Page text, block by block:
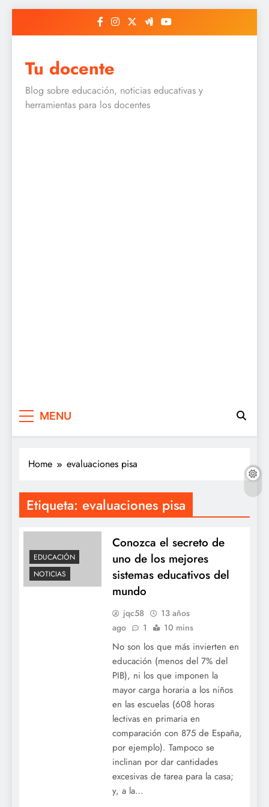
Tu docente
Blog sobre educación, noticias educativas y
herramientas para los docentes
MENU
Home evaluaciones pisa
Etiqueta: evaluaciones pisa
EDUCACIÓN
NOTICIAS
Conozca el secreto de
uno de los mejores
sistemas educativos del
mundo
jqc58
13 años
ago
1 10 mins
No son los que más invierten en
educación (menos del 7% del
PIB), ni los que imponen la
mayor carga horaria a los niños
en las escuelas (608 horas
lectivas en primaria en
comparación con 875 de España,
por ejemplo). Tampoco se
inclinan por dar cantidades
excesivas de tarea para la casa;
y, a la…